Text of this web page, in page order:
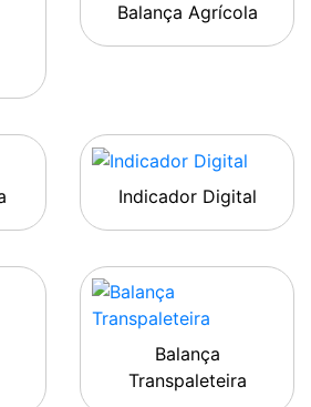
Balança Agrícola
Indicador Digital
Balança
Transpaleteira